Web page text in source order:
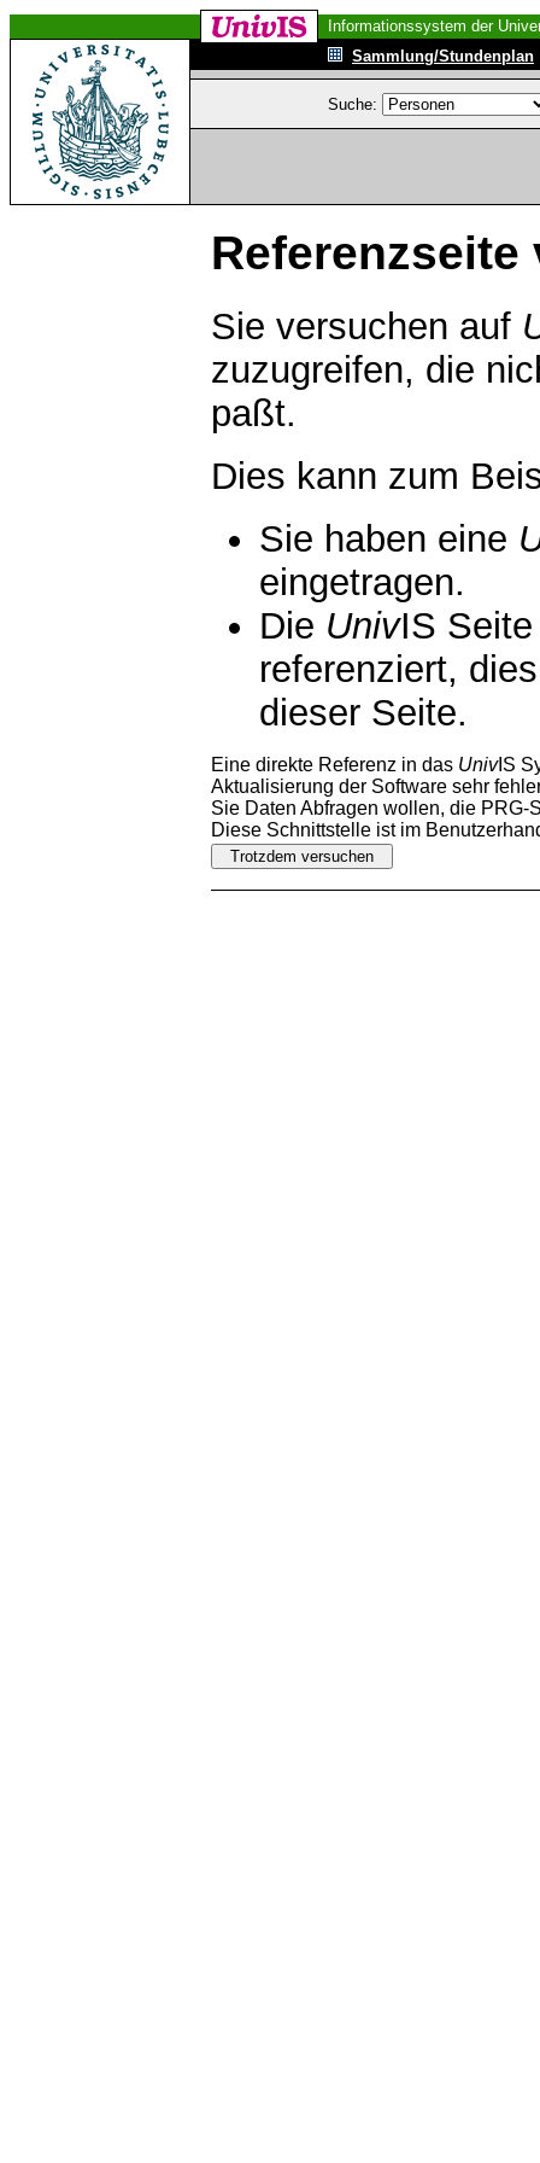
Informationssystem der
Sammlung/Stundenplan
Suche:
Referenzseite
Sie versuchen auf
zuzugreifen, die
paßt.
Dies kann zum
Sie haben eine
eingetragen.
Die UnivIS
referenziert,
dieser Seite.
Eine direkte Referenz in das UnivIS
Aktualisierung der Software sehr
Sie Daten Abfragen wollen, die PRG-
Diese Schnittstelle ist im